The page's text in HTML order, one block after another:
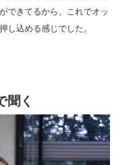
できてるから、これでオッ
し込める感じでした。
聞く